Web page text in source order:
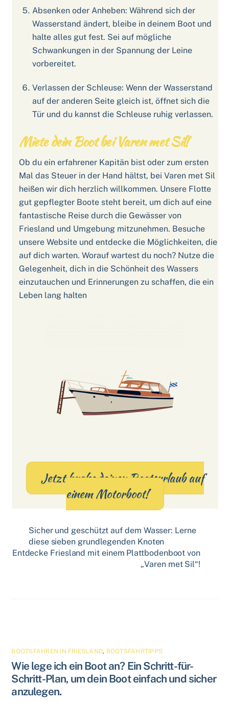
Absenken oder Anheben: Während sich der
Wasserstand ändert, bleibe in deinem Boot und
halte alles gut fest. Sei auf mögliche
Schwankungen in der Spannung der Leine
vorbereitet.
Verlassen der Schleuse: Wenn der Wasserstand
auf der anderen Seite gleich ist, öffnet sich die
Tür und du kannst die Schleuse ruhig verlassen.
Miete dein Boot bei Varen met Sil!
Ob du ein erfahrener Kapitän bist oder zum ersten
Mal das Steuer in der Hand hältst, bei Varen met Sil
heißen wir dich herzlich willkommen. Unsere Flotte
gut gepflegter Boote steht bereit, um dich auf eine
fantastische Reise durch die Gewässer von
Friesland und Umgebung mitzunehmen. Besuche
unsere Website und entdecke die Möglichkeiten, die
auf dich warten. Worauf wartest du noch? Nutze die
Gelegenheit, dich in die Schönheit des Wassers
einzutauchen und Erinnerungen zu schaffen, die ein
Leben lang halten
Jetzt buche deinen Bootsurlaub auf
einem Motorboot!
Sicher und geschützt auf dem Wasser: Lerne
diese sieben grundlegenden Knoten
Entdecke Friesland mit einem Plattbodenboot von
„Varen met Sil“!
BOOTSFAHREN IN FRIESLAND, BOOTSFAHRTIPPS
Wie lege ich ein Boot an? Ein Schritt-für-
Schritt-Plan, um dein Boot einfach und sicher
anzulegen.